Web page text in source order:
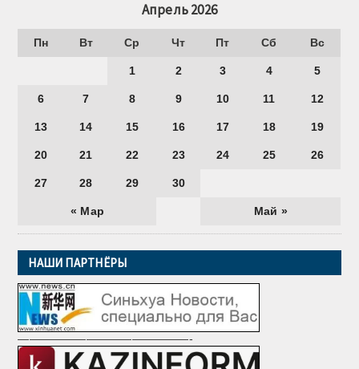
Апрель 2026
Пн Вт Ср Чт Пт Сб Вс
« Мар Май »
1 2 3 4 5
6 7 8 9 10 11 12
13 14 15 16 17 18 19
20 21 22 23 24 25 26
27 28 29 30
НАШИ ПАРТНЁРЫ
———————————————-